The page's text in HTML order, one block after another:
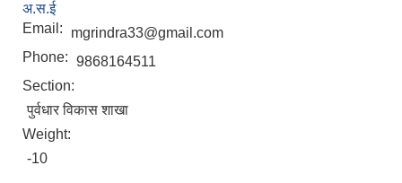
अ.स.ई
Email:
mgrindra33@gmail.com
Phone: 9868164511
Section:
पुर्वधार विकास शाखा
Weight:
-10